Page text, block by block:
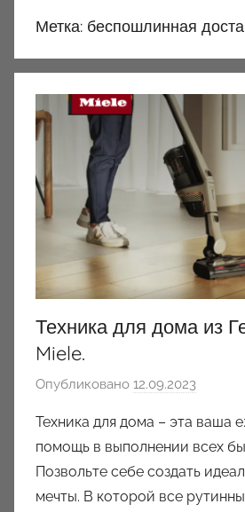
Метка: беспошлинная
Техника для дома из
Miele.
Опубликовано 12.09.2023
т
о
р
о
Техника для дома – эта ваша
помощь в выполнении всех
Позвольте себе создать
мечты. В которой все